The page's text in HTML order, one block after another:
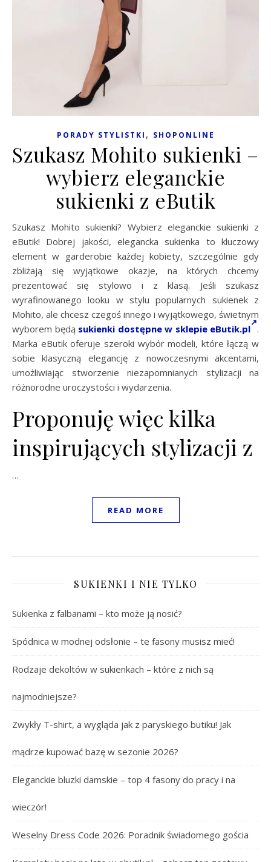
PORADY STYLISTKI , SHOPONLINE
Szukasz Mohito sukienki –
wybierz eleganckie
sukienki z eButik
Szukasz Mohito sukienki? Wybierz eleganckie sukienki z
eButik! Dobrej jakości, elegancka sukienka to kluczowy
element w garderobie każdej kobiety, szczególnie gdy
zbliżają się wyjątkowe okazje, na których chcemy
prezentować się stylowo i z klasą. Jeśli szukasz
wyrafinowanego looku w stylu popularnych sukienek z
Mohito, ale chcesz czegoś innego i wyjątkowego, świetnym
wyborem będą sukienki dostępne w sklepie eButik.pl .
Marka eButik oferuje szeroki wybór modeli, które łączą w
sobie klasyczną elegancję z nowoczesnymi akcentami,
umożliwiając stworzenie niezapomnianych stylizacji na
różnorodne uroczystości i wydarzenia.
Proponuję więc kilka
inspirujących stylizacji z
…
READ MORE
SUKIENKI I NIE TYLKO
Sukienka z falbanami – kto może ją nosić?
Spódnica w modnej odsłonie – te fasony musisz mieć!
Rodzaje dekoltów w sukienkach – które z nich są
najmodniejsze?
Zwykły T-shirt, a wygląda jak z paryskiego butiku! Jak
mądrze kupować bazę w sezonie 2026?
Eleganckie bluzki damskie – top 4 fasony do pracy i na
wieczór!
Weselny Dress Code 2026: Poradnik świadomego gościa